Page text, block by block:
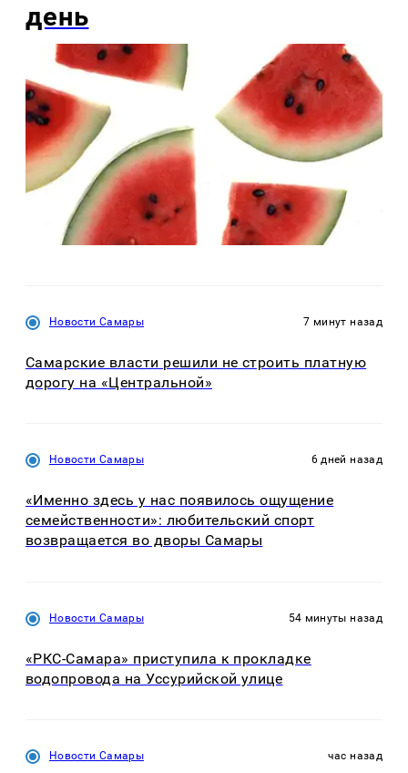
день
Новости Самары 7 минут назад
Самарские власти решили не строить платную
дорогу на «Центральной»
Новости Самары 6 дней назад
«Именно здесь у нас появилось ощущение
семейственности»: любительский спорт
возвращается во дворы Самары
Новости Самары 54 минуты назад
«РКС-Самара» приступила к прокладке
водопровода на Уссурийской улице
Новости Самары час назад